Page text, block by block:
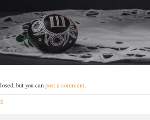
but you canpost a comment.